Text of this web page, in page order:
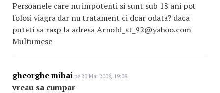
Persoanele care nu impotenti si sunt sub 18 ani pot
folosi viagra dar nu tratament ci doar odata? daca
puteti sa rasp la adresa Arnold_st_92@yahoo.com
Multumesc
gheorghe mihai pe 20 Mai 2008, 19:08
vreau sa cumpar